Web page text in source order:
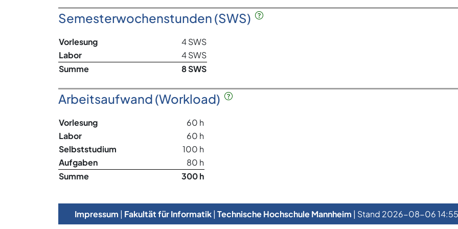
Semesterwochenstunden (SWS)
Vorlesung
4 SWS
Labor
4 SWS
Summe
8 SWS
Arbeitsaufwand (Workload)
Vorlesung
60 h
Labor
60 h
Selbststudium
100 h
Aufgaben
80 h
Summe
300 h
Impressum | Fakultät für Informatik| Technische Hochschule Mannheim | Stand 2026-08-06